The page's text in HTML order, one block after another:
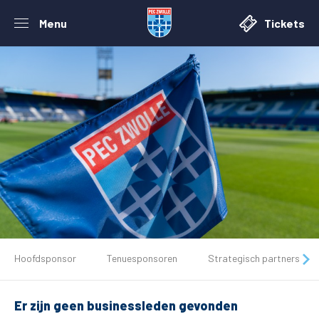
Menu Tickets
Tickets
Matchdays
Hoofdsponsor Tenuesponsoren Strategisch partners
Er zijn geen businessleden gevonden